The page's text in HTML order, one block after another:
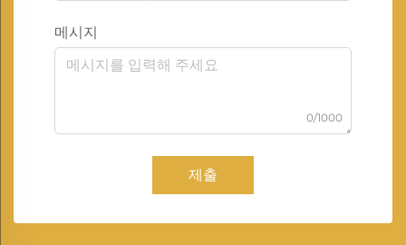
메시지
0/1000
제출